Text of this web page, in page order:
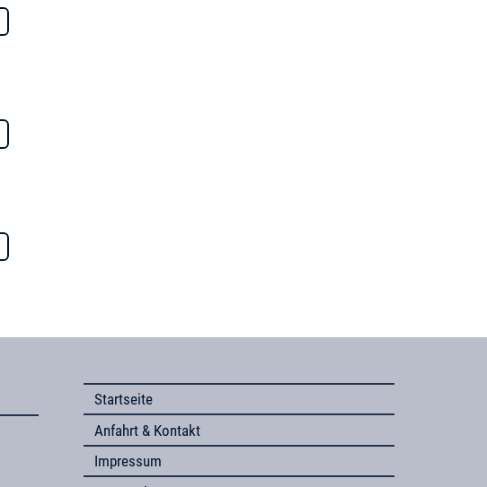
Startseite
Anfahrt & Kontakt
Impressum